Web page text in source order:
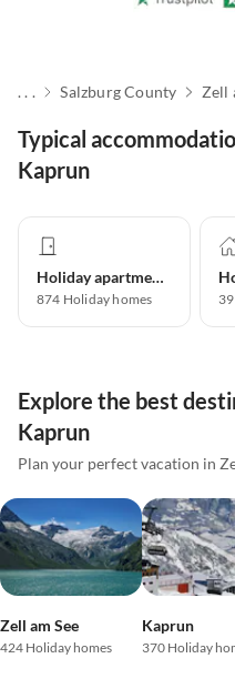
. . . Salzburg County Zell
Typical
Kaprun
Holiday apartment
874 Holiday homes 39
Explore the best
Kaprun
Plan your perfect vacation in
Zell am See
424 Holiday homes
Kaprun
370 Holiday